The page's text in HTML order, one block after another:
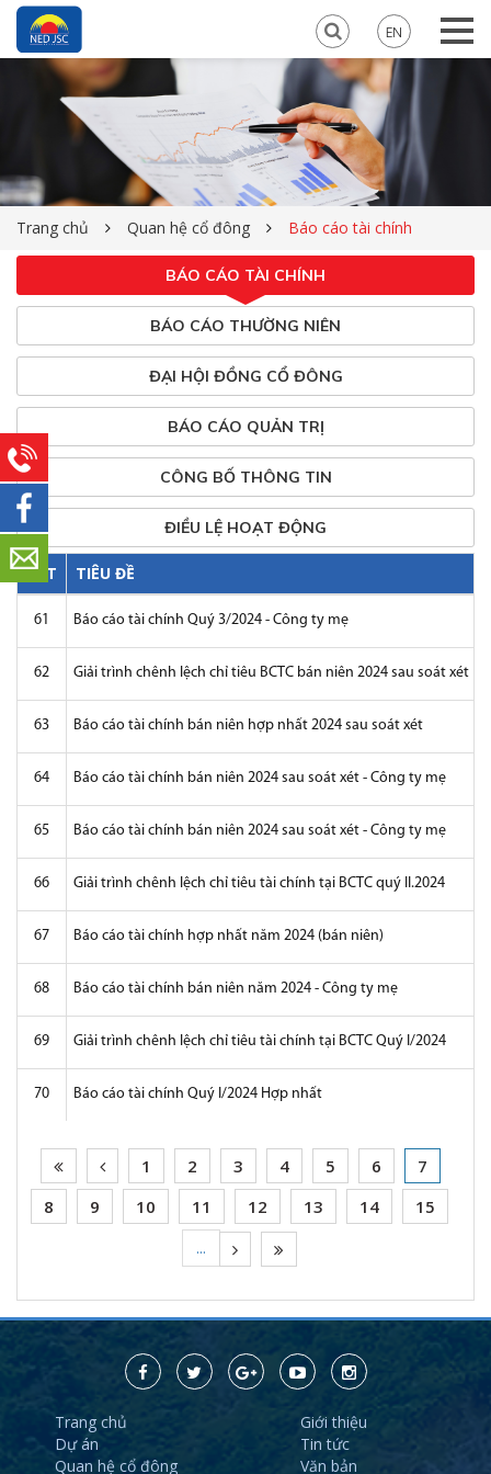
EN
Trang chủ Quan hệ cổ đông Báo cáo tài chính
BÁO CÁO TÀI CHÍNH
BÁO CÁO THƯỜNG NIÊN
ĐẠI HỘI ĐỒNG CỔ ĐÔNG
BÁO CÁO QUẢN TRỊ
CÔNG BỐ THÔNG TIN
ĐIỀU LỆ HOẠT ĐỘNG
STT TIÊU ĐỀ
61 Báo cáo tài chính Quý 3/2024 - Công ty mẹ
62 Giải trình chênh lệch chỉ tiêu BCTC bán niên 2024 sau soát xét
63 Báo cáo tài chính bán niên hợp nhất 2024 sau soát xét
64 Báo cáo tài chính bán niên 2024 sau soát xét - Công ty mẹ
65 Báo cáo tài chính bán niên 2024 sau soát xét - Công ty mẹ
66 Giải trình chênh lệch chỉ tiêu tài chính tại BCTC quý II.2024
67 Báo cáo tài chính hợp nhất năm 2024 (bán niên)
68 Báo cáo tài chính bán niên năm 2024 - Công ty mẹ
69 Giải trình chênh lệch chỉ tiêu tài chính tại BCTC Quý I/2024
70 Báo cáo tài chính Quý I/2024 Hợp nhất
1 2 3 4 5 6
7
8
9 10 11 12 13 14 15
...
Trang chủ
Giới thiệu
Dự án
Tin tức
Quan hệ cổ đông
Văn bản